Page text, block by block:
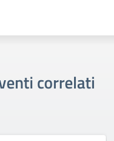
correlati